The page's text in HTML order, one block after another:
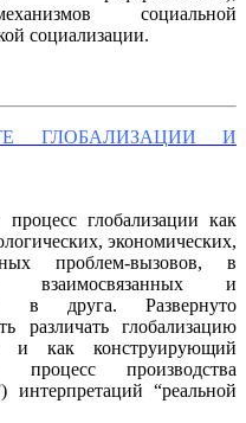
социальной
социализации.
ГЛОБАЛИЗАЦИИ И
процесс глобализации как
экономических,
проблем-вызовов, в
взаимосвязанных и
в друга. Развернуто
различать глобализацию
и как конструирующий
процесс производства
интерпретаций “реальной